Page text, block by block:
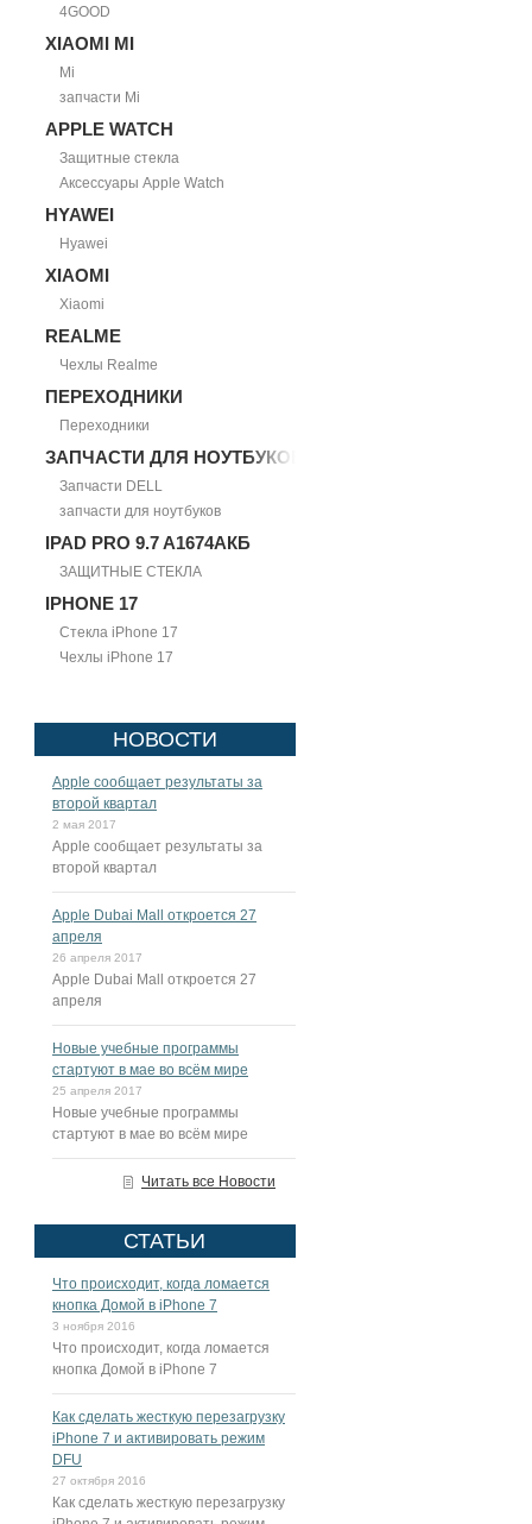
4GOOD
XIAOMI MI
Mi
запчасти Mi
APPLE WATCH
Защитные стекла
Аксессуары Apple Watch
HYAWEI
Hyawei
XIAOMI
Xiaomi
REALME
Чехлы Realme
ПЕРЕХОДНИКИ
Переходники
ЗАПЧАСТИ ДЛЯ НОУТБУКОВ
Запчасти DELL
запчасти для ноутбуков
IPAD PRO 9.7 A1674АКБ
ЗАЩИТНЫЕ СТЕКЛА
IPHONE 17
Стекла iPhone 17
Чехлы iPhone 17
НОВОСТИ
Apple сообщает результаты за
второй квартал
2 мая 2017
Apple сообщает результаты за
второй квартал
Apple Dubai Mall откроется 27
апреля
26 апреля 2017
Apple Dubai Mall откроется 27
апреля
Новые учебные программы
стартуют в мае во всём мире
25 апреля 2017
Новые учебные программы
стартуют в мае во всём мире
Читать все Новости
СТАТЬИ
Что происходит, когда ломается
кнопка Домой в iPhone 7
3 ноября 2016
Что происходит, когда ломается
кнопка Домой в iPhone 7
Как сделать жесткую перезагрузку
iPhone 7 и активировать режим
DFU
27 октября 2016
Как сделать жесткую перезагрузку